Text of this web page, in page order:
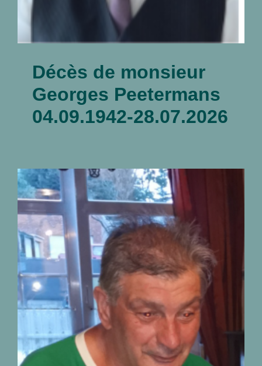
Décès de monsieur
Georges Peetermans
04.09.1942-28.07.2026
Décès de Monsieur
Christian Biermans
01.07.1953 – 22.07.2026